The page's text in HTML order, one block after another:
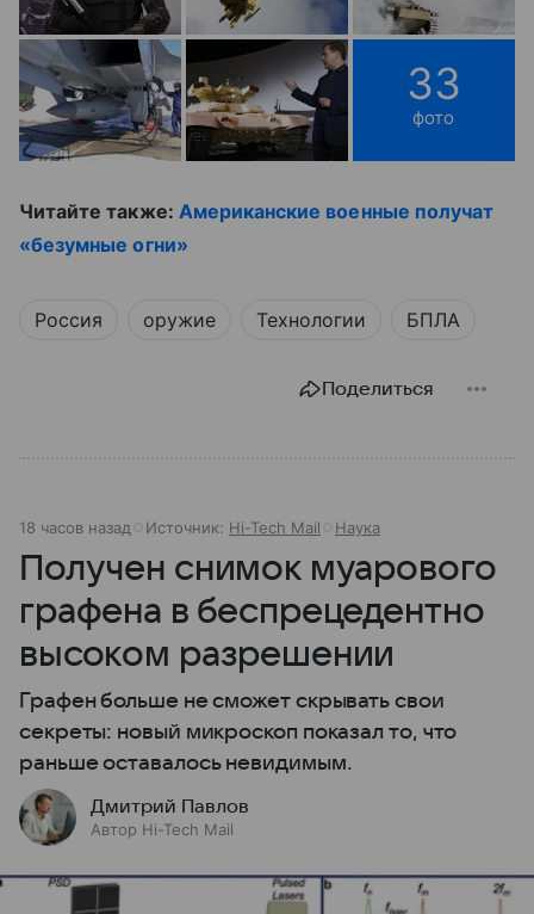
33
фото
Читайте также: Американские военные получат
«безумные огни»
Россия оружие Технологии БПЛА
Поделиться
18 часов назад Источник: Hi-Tech Mail Наука
Получен снимок муарового
графена в беспрецедентно
высоком разрешении
Графен больше не сможет скрывать свои
секреты: новый микроскоп показал то, что
раньше оставалось невидимым.
Дмитрий Павлов
Автор Hi-Tech Mail